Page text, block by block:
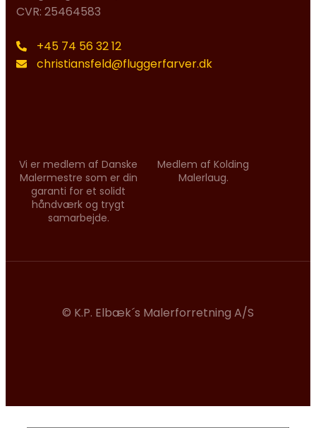
CVR: 25464583
+45 74 56 32 12
christiansfeld@fluggerfarver.dk
Vi er medlem af Danske
Malermestre som er din
garanti for et solidt
håndværk og trygt
samarbejde.
Medlem af Kolding
Malerlaug.
© K.P. Elbæk´s Malerforretning A/S